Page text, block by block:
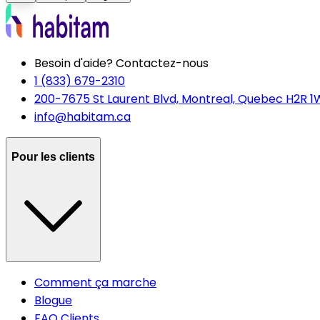
Besoin d'aide? Contactez-nous
1 (833) 679-2310
200-7675 St Laurent Blvd, Montreal, Quebec H2R
info@habitam.ca
Pour les clients
Comment ça marche
Blogue